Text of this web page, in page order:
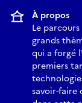
À propos
Le
grands
qui a forgé
premiers
savoir-faire